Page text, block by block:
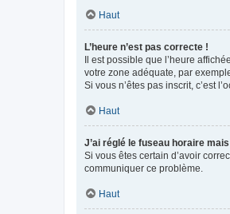
Haut
L’heure n’est pas correcte !
Il est possible que l’heure
votre zone adéquate, par
Si vous n’êtes pas inscrit, c’est
Haut
J’ai réglé le fuseau horaire
Si vous êtes certain d’avoir
communiquer ce problème.
Haut